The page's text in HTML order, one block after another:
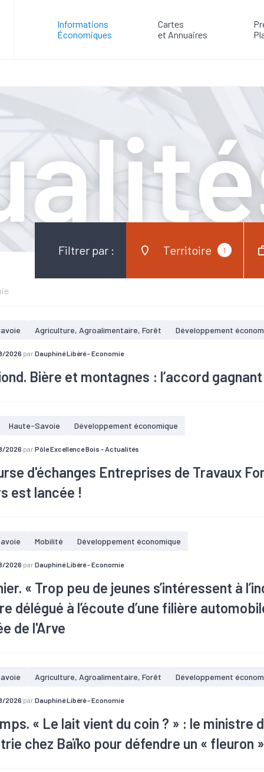
Informations
Économiques
Cartes
et Annuaires
Filtrer par : Territoire 1
Agriculture, Agroalimentaire, Forêt Développement
2026 par Dauphiné Libéré - Economie
Bière et montagnes : l’accord gagnant
Haute-Savoie Développement économique
2026 par Pôle Excellence Bois - Actualités
d'échanges Entreprises de Travaux
est lancée !
Mobilité Développement économique
2026 par Dauphiné Libéré - Economie
« Trop peu de jeunes s’intéressent à
délégué à l’écoute d’une filière
de l'Arve
Martin, ministre délégué à l’Industrie, a échangé avec des
Agriculture, Agroalimentaire, Forêt Développement
2026 par Dauphiné Libéré - Economie
« Le lait vient du coin ? » : le ministre
chez Baïko pour défendre un « fleuron »